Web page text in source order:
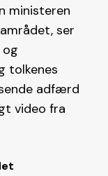
ministeren
ser
tolkenes
adfærd
video fra